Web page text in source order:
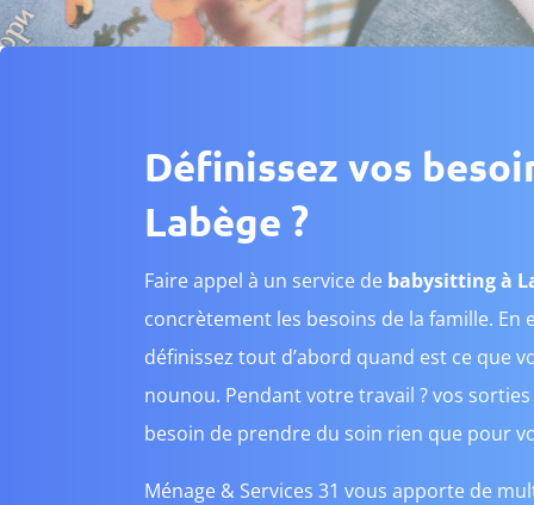
Définissez vos
Labège ?
Faire appel à un service de babysitting à
concrètement les besoins de la famille. En
définissez tout d’abord quand est ce que
nounou. Pendant votre travail ? vos
besoin de prendre du soin rien que pour
Ménage & Services 31 vous apporte de